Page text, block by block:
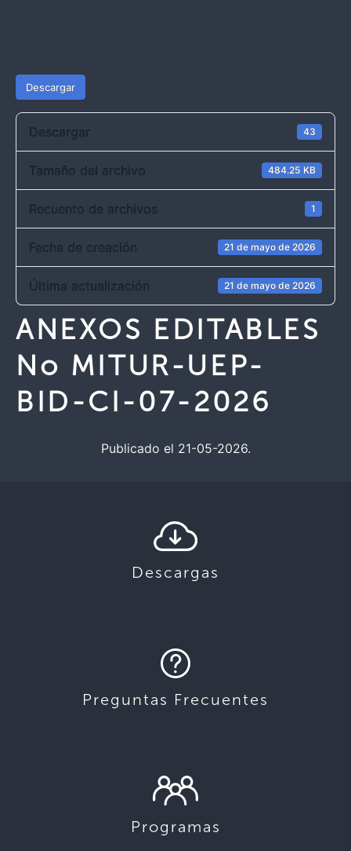
Descargar
Descargar 43
Tamaño del archivo 484.25 KB
Recuento de archivos 1
Fecha de creación 21 de mayo de 2026
Última actualización 21 de mayo de 2026
ANEXOS EDITABLES
No MITUR-UEP-
BID-CI-07-2026
Publicado el 21-05-2026.
Descargas
Preguntas Frecuentes
Programas